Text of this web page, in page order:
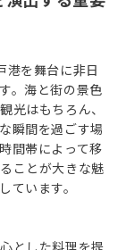
港を舞台に非日
。海と街の景色
光はもちろん、
瞬間を過ごす場
間帯によって移
ことが大きな魅
ています。